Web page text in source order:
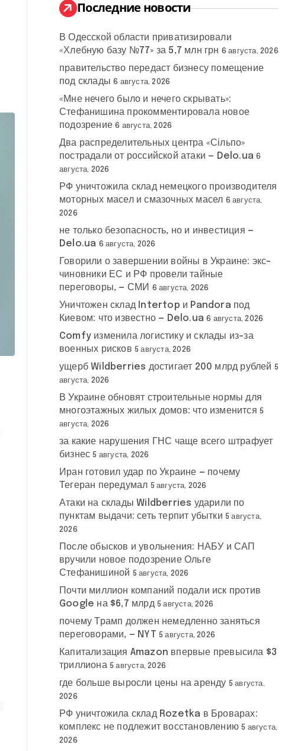
:
Последние новости
В Одесской области приватизировали
«Хлебную базу №77» за 5,7 млн грн 6 августа, 2026
правительство передаст бизнесу помещение
под склады 6 августа, 2026
«Мне нечего было и нечего скрывать»:
Стефанишина прокомментировала новое
подозрение 6 августа, 2026
Два распределительных центра «Сільпо»
пострадали от российской атаки — Delo.ua 6
августа, 2026
РФ уничтожила склад немецкого производителя
моторных масел и смазочных масел 6 августа,
2026
не только безопасность, но и инвестиция —
Delo.ua 6 августа, 2026
Говорили о завершении войны в Украине: экс-
чиновники ЕС и РФ провели тайные
переговоры, — СМИ
6 августа, 2026
Уничтожен склад Intertop и Pandora под
Киевом: что известно — Delo.ua 6 августа, 2026
Comfy изменила логистику и склады из-за
военных рисков 5 августа, 2026
ущерб Wildberries достигает 200 млрд рублей 5
августа, 2026
В Украине обновят строительные нормы для
многоэтажных жилых домов: что изменится 5
августа, 2026
за какие нарушения ГНС чаще всего штрафует
бизнес 5 августа, 2026
Иран готовил удар по Украине — почему
Тегеран передумал 5 августа, 2026
Атаки на склады Wildberries ударили по
пунктам выдачи: сеть терпит убытки 5 августа,
2026
После обысков и увольнения: НАБУ и САП
вручили новое подозрение Ольге
Стефанишиной 5 августа, 2026
Почти миллион компаний подали иск против
Google на $6,7 млрд 5 августа, 2026
почему Трамп должен немедленно заняться
переговорами, — NYT 5 августа, 2026
Капитализация Amazon впервые превысила $3
триллиона 5 августа, 2026
где больше выросли цены на аренду 5 августа,
2026
РФ уничтожила склад Rozetka в Броварах:
комплекс не подлежит восстановлению 5 августа,
2026